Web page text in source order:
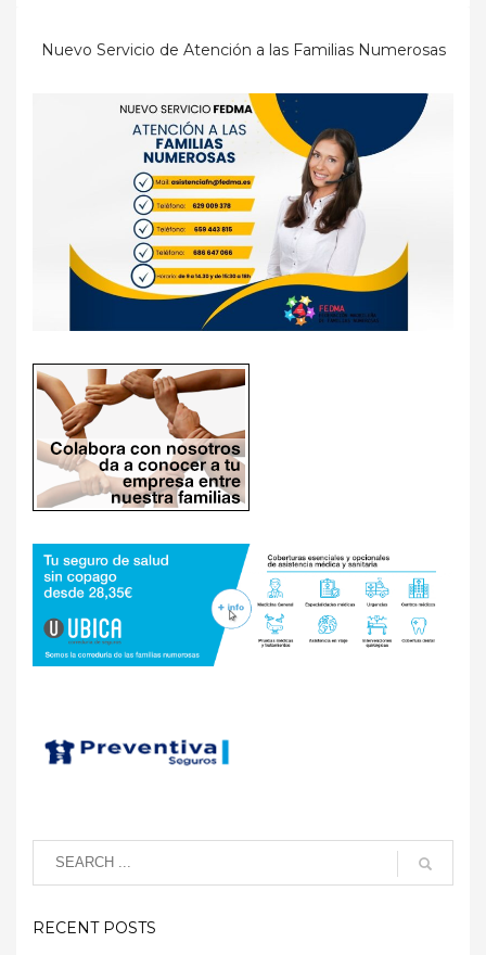
Nuevo Servicio de Atención a las Familias Numerosas
RECENT POSTS